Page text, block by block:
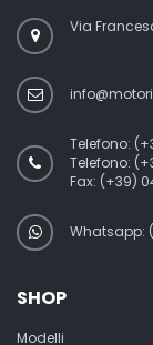
Via
Telefono:
Telefono:
Fax: (+39)
Whatsapp:
SHOP
Modelli